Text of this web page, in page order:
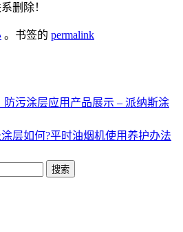
删除！
。书签的 permalink
防污涂层应用产品展示 – 派纳斯涂
层如何?平时油烟机使用养护办法